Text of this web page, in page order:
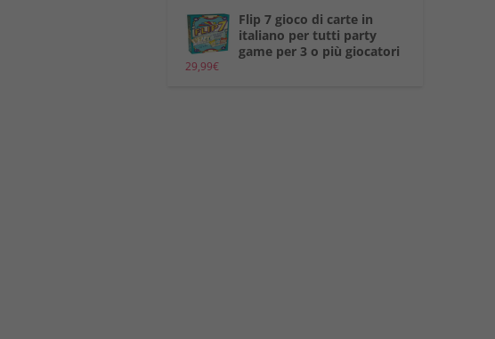
Flip 7 gioco di carte in
italiano per tutti party
game per 3 o più giocatori
29,99€